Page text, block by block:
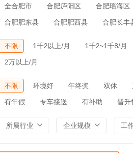
全合肥市 合肥庐阳区 合肥瑶海区
合肥肥东县 合肥肥西县 合肥长丰
不限 1千2以上/月 1千2~1千8/月
2万以上/月
不限 环境好 年终奖 双休
有年假 专车接送 有补助 晋升
所属行业 企业规模 工